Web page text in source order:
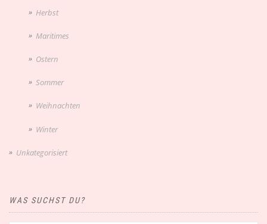
Herbst
Maritimes
Ostern
Sommer
Weihnachten
Winter
Unkategorisiert
WAS SUCHST DU?